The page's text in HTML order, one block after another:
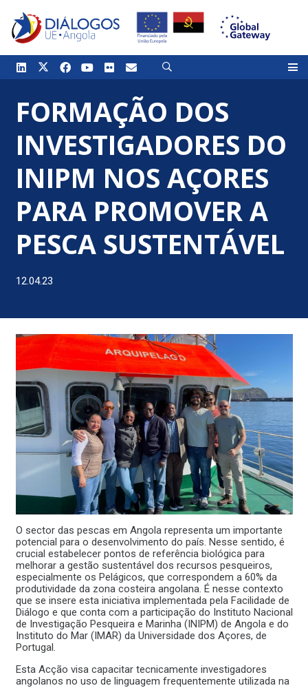
FORMAÇÃO DOS
INVESTIGADORES DO
INIPM NOS AÇORES
PARA PROMOVER A
PESCA SUSTENTÁVEL
12.04.23
O sector das pescas em Angola representa um importante
potencial para o desenvolvimento do país. Nesse sentido, é
crucial estabelecer pontos de referência biológica para
melhorar a gestão sustentável dos recursos pesqueiros,
especialmente os Pelágicos, que correspondem a 60% da
produtividade da zona costeira angolana. É nesse contexto
que se insere esta iniciativa implementada pela Facilidade de
Diálogo e que conta com a participação do Instituto Nacional
de Investigação Pesqueira e Marinha (INIPM) de Angola e do
Instituto do Mar (IMAR) da Universidade dos Açores, de
Portugal.
Esta Acção visa capacitar tecnicamente investigadores
angolanos no uso de linguagem frequentemente utilizada na